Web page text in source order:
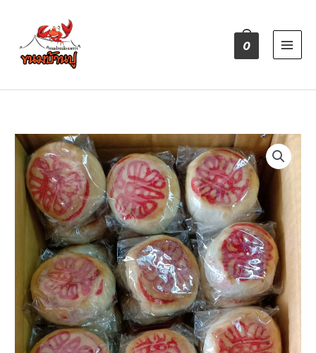
content
0
จำนวน
เปี๊ยะ
จิ๋ว
ชิ้น